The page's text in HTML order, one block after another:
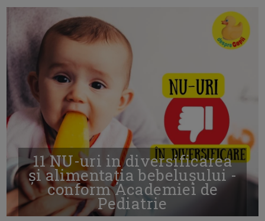
11 NU-uri in diversificarea
și alimentația bebelușului -
conform Academiei de
Pediatrie